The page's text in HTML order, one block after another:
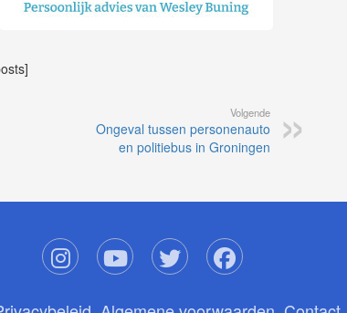
Volgende
Ongeval tussen personenauto
en politiebus in Groningen